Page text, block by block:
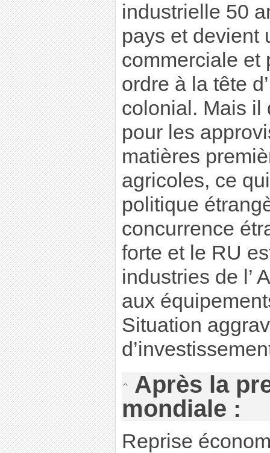
industrielle 50
pays et devient
commerciale et
ordre à la tête
colonial. Mais il
pour les
matières
agricoles, ce
politique
concurrence
forte et le RU
industries de l’
aux
Situation
Après la
mondiale :
Reprise